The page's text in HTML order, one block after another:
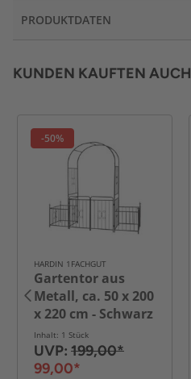
PRODUKTDATEN
KUNDEN KAUFTEN AUCH
-50%
HARDIN 1FACHGUT
Gartentor aus
Metall, ca. 50 x 200
x 220 cm - Schwarz
Inhalt: 1 Stück
UVP: 199,00*
99,00*